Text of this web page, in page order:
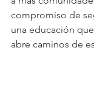
compromiso de
una educación
abre caminos de